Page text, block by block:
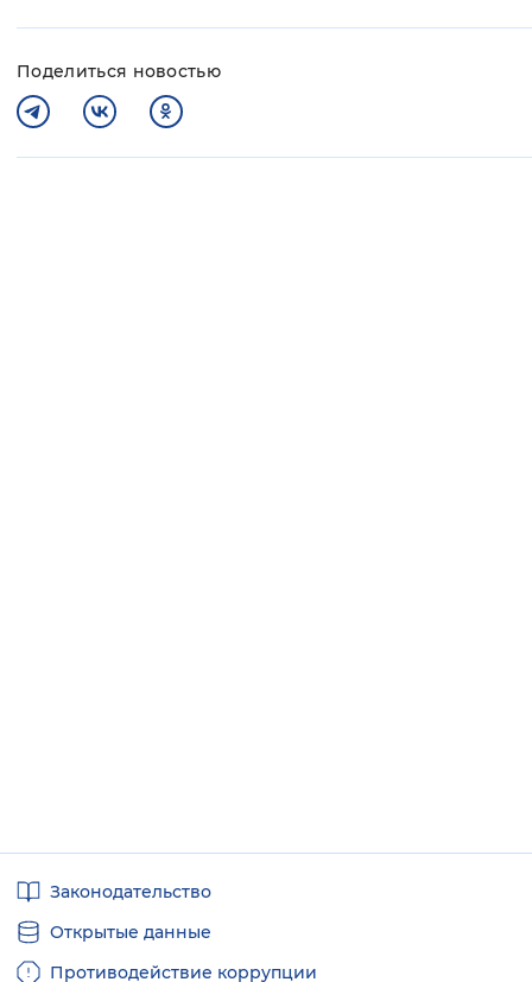
Поделиться новостью
ссылкиЗаконодательство
Открытые данные
Противодействие коррупции